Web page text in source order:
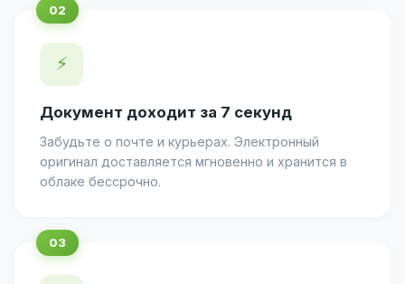
⚡
Документ доходит за 7 секунд
Забудьте о почте и курьерах. Электронный
оригинал доставляется мгновенно и хранится в
облаке бессрочно.